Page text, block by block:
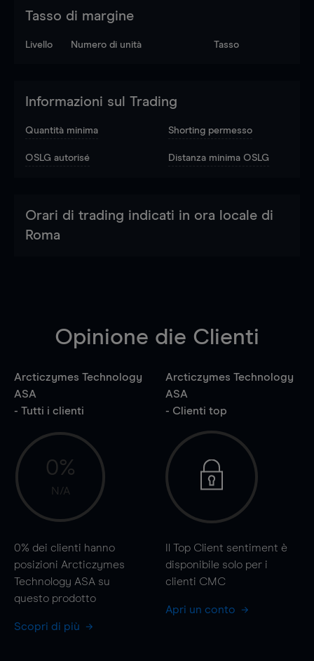
Tasso di margine
Livello Numero di unità Tasso
Informazioni sul Trading
Quantità minima Shorting permesso
OSLG autorisé Distanza minima OSLG
Orari di trading indicati in ora locale di
Roma
Opinione die Clienti
Arcticzymes Technology
ASA
- Tutti i clienti
0%
N/A
0% dei clienti hanno
posizioni Arcticzymes
Technology ASA su
questo prodotto
Scopri di più
Arcticzymes Technology
ASA
- Clienti top
Il Top Client sentiment è
disponibile solo per i
clienti CMC
Apri un conto